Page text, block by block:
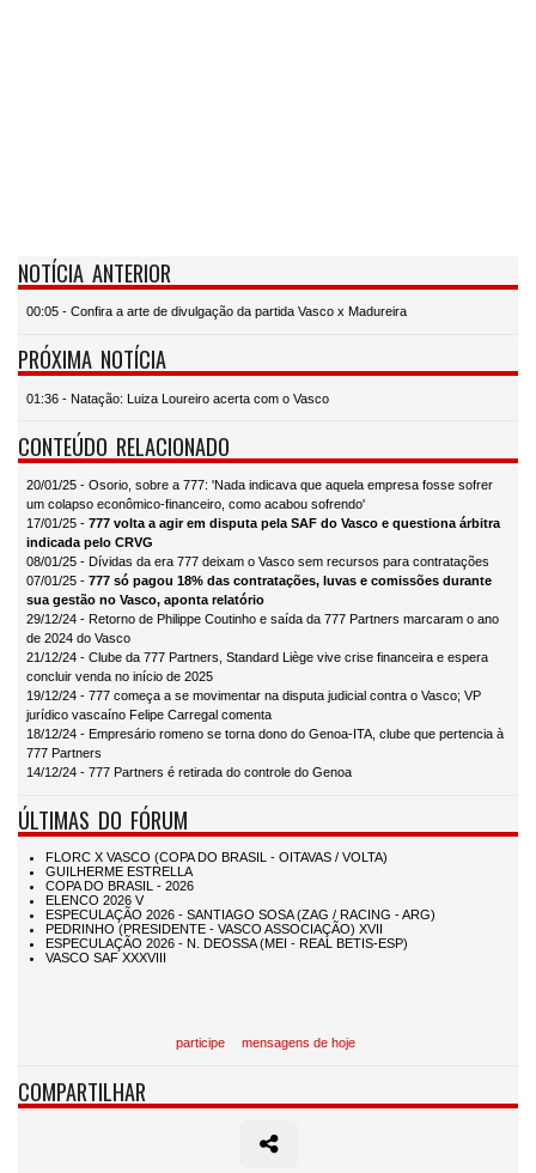
NOTÍCIA ANTERIOR
00:05 - Confira a arte de divulgação da partida Vasco x Madureira
PRÓXIMA NOTÍCIA
01:36 - Natação: Luiza Loureiro acerta com o Vasco
CONTEÚDO RELACIONADO
20/01/25 - Osorio, sobre a 777: 'Nada indicava que aquela empresa fosse sofrer
um colapso econômico-financeiro, como acabou sofrendo'
17/01/25 - 777 volta a agir em disputa pela SAF do Vasco e questiona árbitra
indicada pelo CRVG
08/01/25 - Dívidas da era 777 deixam o Vasco sem recursos para contratações
07/01/25 - 777 só pagou 18% das contratações, luvas e comissões durante
sua gestão no Vasco, aponta relatório
29/12/24 - Retorno de Philippe Coutinho e saída da 777 Partners marcaram o ano
de 2024 do Vasco
21/12/24 - Clube da 777 Partners, Standard Liège vive crise financeira e espera
concluir venda no início de 2025
19/12/24 - 777 começa a se movimentar na disputa judicial contra o Vasco; VP
jurídico vascaíno Felipe Carregal comenta
18/12/24 - Empresário romeno se torna dono do Genoa-ITA, clube que pertencia à
777 Partners
14/12/24 - 777 Partners é retirada do controle do Genoa
ÚLTIMAS DO FÓRUM
participe mensagens de hoje
COMPARTILHAR